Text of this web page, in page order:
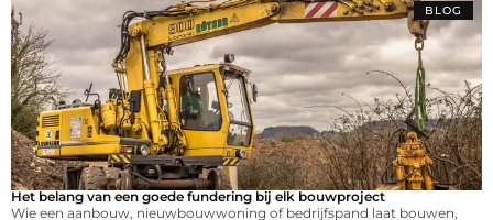
BLOG
Het belang van een goede fundering bij elk bouwproject
Wie een aanbouw, nieuwbouwwoning of bedrijfspand laat bouwen,